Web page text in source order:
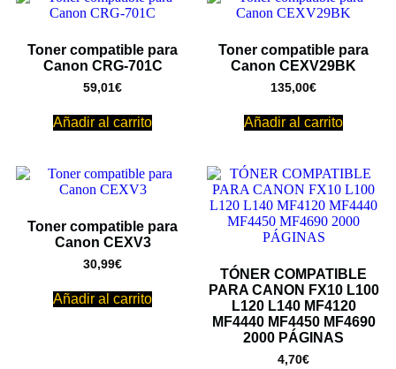
Toner compatible para
Canon CRG-701C
59,01€
Añadir al carrito
Toner compatible para
Canon CEXV29BK
135,00€
Añadir al carrito
Toner compatible para
Canon CEXV3
30,99€
Añadir al carrito
TÓNER COMPATIBLE
PARA CANON FX10 L100
L120 L140 MF4120
MF4440 MF4450 MF4690
2000 PÁGINAS
4,70€